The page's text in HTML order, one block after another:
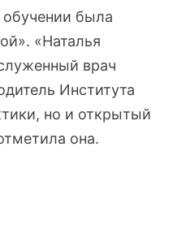
обучении была
«Наталья
врач
Института
но и открытый
она.